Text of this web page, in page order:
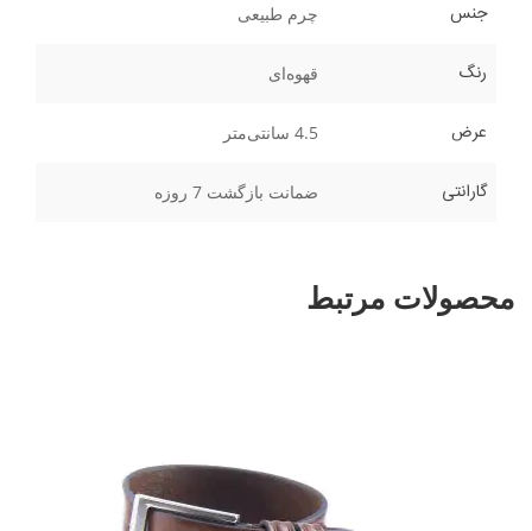
جنس چرم طبیعی
رنگ قهوه‌ای
عرض 4.5 سانتی‌متر
گارانتی ضمانت بازگشت 7 روزه
محصولات مرتبط